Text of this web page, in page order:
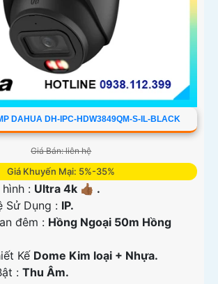
DAHUA DH-IPC-HDW3849QM-S-IL-BLACK
Giá Bán: liên hệ
Giá Khuyến Mại: 5%-35%
: Ultra 4k 👍🏾 .
Dụng : IP.
đêm : Hồng Ngoại 50m Hồng
Kế Dome Kim loại + Nhựa.
: Thu Âm.